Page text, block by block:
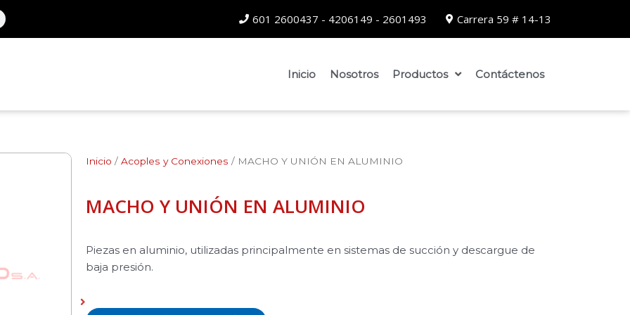
601 2600437 - 4206149 - 2601493 Carrera 59 # 14-13
Inicio Nosotros Productos Contáctenos
Inicio / Acoples y Conexiones / MACHO Y UNIÓN EN ALUMINIO
MACHO Y UNIÓN EN ALUMINIO
Piezas en aluminio, utilizadas principalmente en sistemas de succión y descargue de
baja presión.